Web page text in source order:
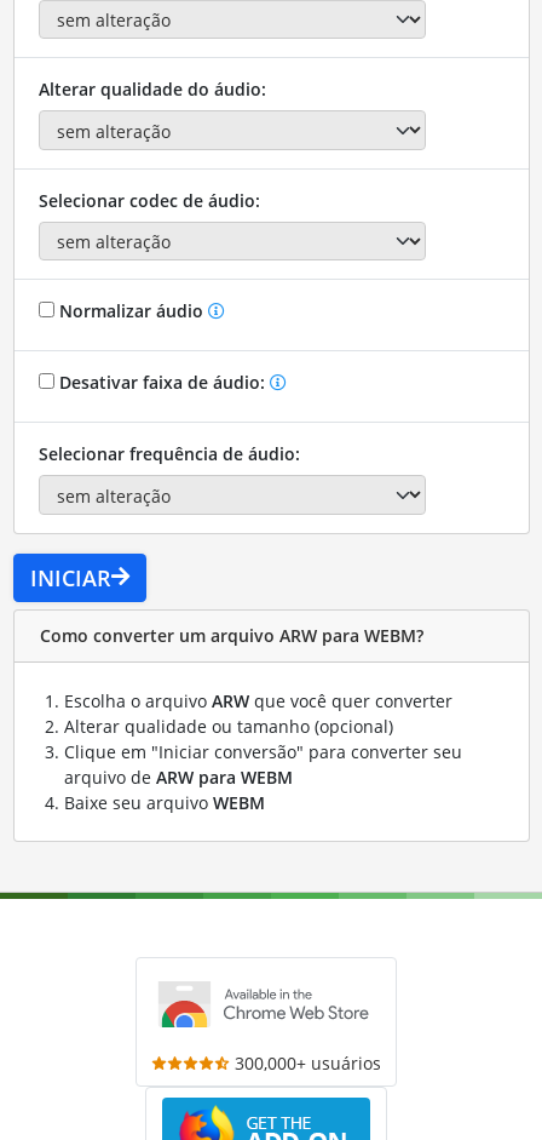
Alterar qualidade do áudio:
Selecionar codec de áudio:
Normalizar áudio
Desativar faixa de áudio:
Selecionar frequência de áudio:
INICIAR
Como converter um arquivo ARW para WEBM?
Escolha o arquivo ARWque você quer converter
Alterar qualidade ou tamanho (opcional)
Clique em "Iniciar conversão" para converter seu
arquivo de ARW para WEBM
Baixe seu arquivo WEBM
300,000+ usuários